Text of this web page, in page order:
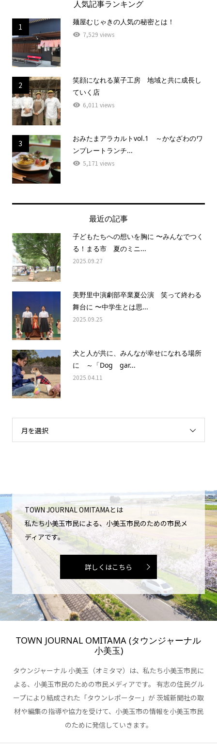
人気記事ランキング
1
麺屋むじゃきの人気の秘密とは！
7,529 views
2
笑顔になれる菓子工房 地域と共に成長し
ていく店
6,011 views
3
おみたまアラカルトvol.1 ～かなざわのワ
ンプレートランチ...
5,171 views
最近の記事
子どもたちへの想いを胸に 〜みんなでつく
る！まる市 夏のミニ...
2025.09.27
美野里中演劇部卒業夏公演 笑って終わる
舞台に 〜中学生とは思...
2025.09.25
犬と人が共に、みんなが幸せになれる場所
に ～「Dog gar...
2025.04.11
月を選択
TOWN JOURNAL OMITAMAとは
私たち小美玉市民による、小美玉市民のための市民メ
ディアです。
詳しくはこちら
TOWN JOURNAL OMITAMA (タウンジャーナル
小美玉)
タウンジャーナル 小美玉（オミタマ）は、私たち小美玉市民に
よる、小美玉市民のための市民メディアです。 有志の住民グル
ープにより結成された「タウンレポーター」が 茨城新聞社の取
材や編集の指導や協力を受けて、小美玉市の情報を小美玉市民
のために発信していきます。